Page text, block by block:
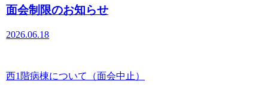
面会制限のお知らせ
2026.06.18
西1階病棟について（面会中止）